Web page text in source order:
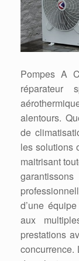
Pompes A
réparateur
alentours.
de
les solutions
maitrisant
d’une
aux
prestations
concurrence.